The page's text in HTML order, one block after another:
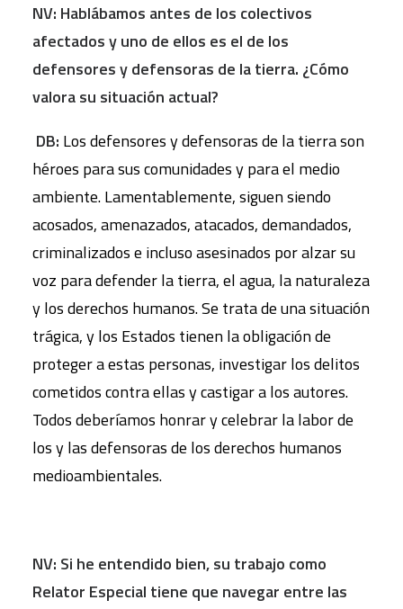
NV: Hablábamos antes de los colectivos
afectados y uno de ellos es el de los
defensores y defensoras de la tierra. ¿Cómo
valora su situación actual?
DB: Los defensores y defensoras de la tierra son
héroes para sus comunidades y para el medio
ambiente. Lamentablemente, siguen siendo
acosados, amenazados, atacados, demandados,
criminalizados e incluso asesinados por alzar su
voz para defender la tierra, el agua, la naturaleza
y los derechos humanos. Se trata de una situación
trágica, y los Estados tienen la obligación de
proteger a estas personas, investigar los delitos
cometidos contra ellas y castigar a los autores.
Todos deberíamos honrar y celebrar la labor de
los y las defensoras de los derechos humanos
medioambientales.
NV: Si he entendido bien, su trabajo como
Relator Especial tiene que navegar entre las